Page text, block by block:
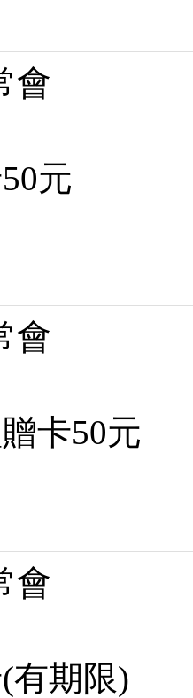
會
元
會
卡50元
會
有期限)